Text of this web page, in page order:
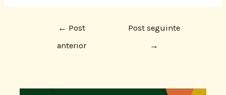
← Post
anterior
Post seguinte
→